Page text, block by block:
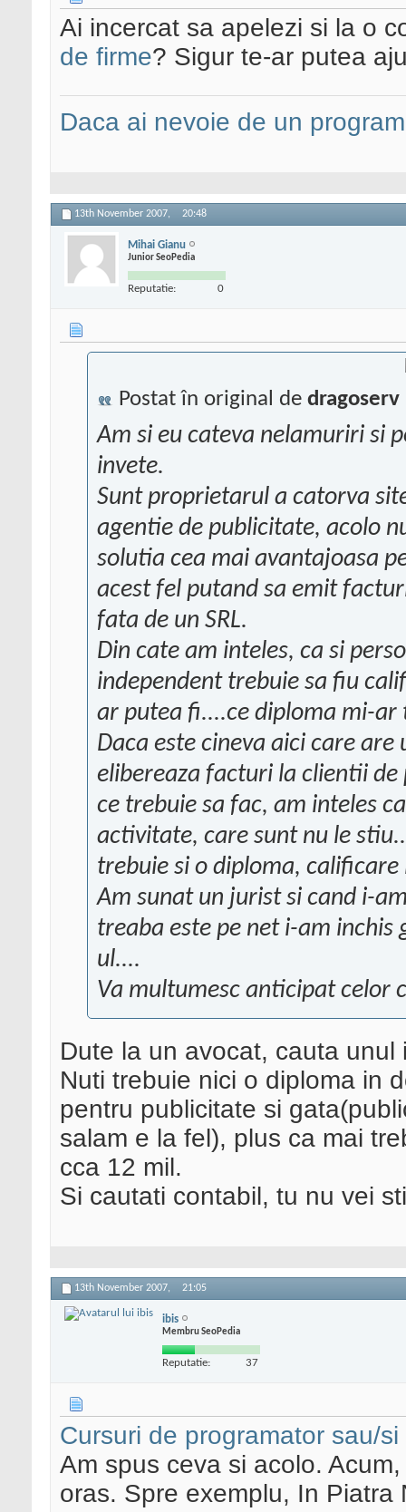
Ai incercat sa apelezi si la o
de firme? Sigur te-ar putea
Daca ai nevoie de un
13th November 2007, 20:48
Mihai Gianu
Junior SeoPedia
Reputatie: 0
Postat în original de dragoserv
Am si eu cateva nelamuriri si
invete.
Sunt proprietarul a catorva
agentie de publicitate, acolo
solutia cea mai avantajoasa
acest fel putand sa emit
fata de un SRL.
Din cate am inteles, ca si
independent trebuie sa fiu
ar putea fi....ce diploma mi-ar
Daca este cineva aici care are
elibereaza facturi la clientii
ce trebuie sa fac, am inteles
activitate, care sunt nu le
trebuie si o diploma, calificare
Am sunat un jurist si cand i-
treaba este pe net i-am inchis
ul....
Va multumesc anticipat celor
Dute la un avocat, cauta unul
Nuti trebuie nici o diploma in
pentru publicitate si
salam e la fel), plus ca mai
cca 12 mil.
Si cautati contabil, tu nu vei
13th November 2007, 21:05
ibis
Membru SeoPedia
Reputatie: 37
Cursuri de programator sau/
Am spus ceva si acolo.
oras. Spre exemplu, In